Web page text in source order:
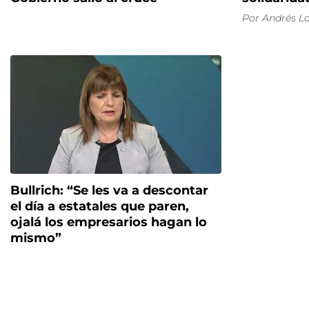
Por Andrés
Bullrich: “Se les va a descontar
el día a estatales que paren,
ojalá los empresarios hagan lo
mismo”